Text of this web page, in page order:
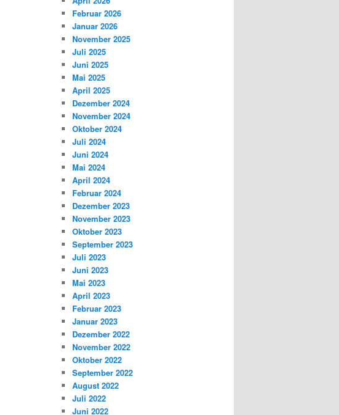
Februar 2026
Januar 2026
November 2025
Juli 2025
Juni 2025
Mai 2025
April 2025
Dezember 2024
November 2024
Oktober 2024
Juli 2024
Juni 2024
Mai 2024
April 2024
Februar 2024
Dezember 2023
November 2023
Oktober 2023
September 2023
Juli 2023
Juni 2023
Mai 2023
April 2023
Februar 2023
Januar 2023
Dezember 2022
November 2022
Oktober 2022
September 2022
August 2022
Juli 2022
Juni 2022